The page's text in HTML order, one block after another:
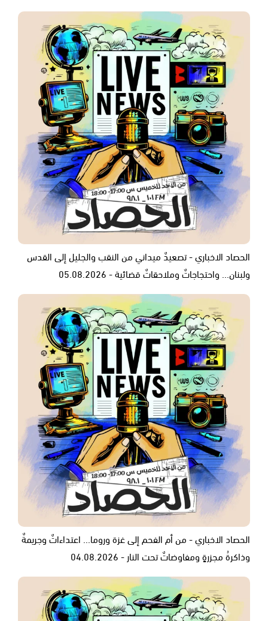
الحصاد الاخباري - تصعيدٌ ميداني من النقب والجليل إلى القدس
ولبنان... واحتجاجاتٌ وملاحقاتٌ قضائية - 05.08.2026
الحصاد الاخباري - من أم الفحم إلى غزة وروما... اعتداءاتٌ وجريمةٌ
وذاكرةُ مجزرةٍ ومفاوضاتٌ تحت النار - 04.08.2026